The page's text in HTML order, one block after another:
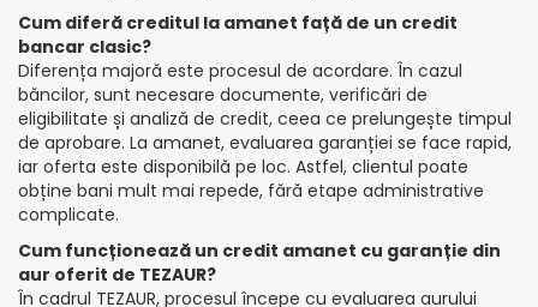
Cum diferă creditul la amanet față de un credit
bancar clasic?
Diferența majoră este procesul de acordare. În cazul
băncilor, sunt necesare documente, verificări de
eligibilitate și analiză de credit, ceea ce prelungește timpul
de aprobare. La amanet, evaluarea garanției se face rapid,
iar oferta este disponibilă pe loc. Astfel, clientul poate
obține bani mult mai repede, fără etape administrative
complicate.
Cum funcționează un credit amanet cu garanție din
aur oferit de TEZAUR?
În cadrul TEZAUR, procesul începe cu evaluarea aurului